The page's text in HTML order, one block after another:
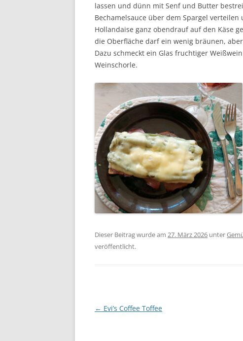
lassen und dünn mit Senf und Butter
Bechamelsauce über dem Spargel
Hollandaise ganz obendrauf auf den Käse
die Oberfläche darf ein wenig bräunen,
Dazu schmeckt ein Glas fruchtiger
Weinschorle.
Dieser Beitrag wurde am 27. März 2026 unter
veröffentlicht.
Beitragsnavigation
← Evi’s Coffee Toffee